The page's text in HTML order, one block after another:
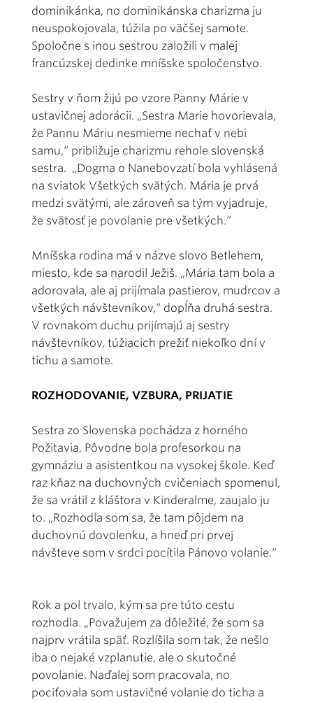
dominikánka, no dominikánska charizma ju
neuspokojovala, túžila po väčšej samote.
Spoločne s inou sestrou založili v malej
francúzskej dedinke mníšske spoločenstvo.
Sestry v ňom žijú po vzore Panny Márie v
ustavičnej adorácii. „Sestra Marie hovorievala,
že Pannu Máriu nesmieme nechať v nebi
samu,“ približuje charizmu rehole slovenská
sestra. „Dogma o Nanebovzatí bola vyhlásená
na sviatok Všetkých svätých. Mária je prvá
medzi svätými, ale zároveň sa tým vyjadruje,
že svätosť je povolanie pre všetkých.“
Mníšska rodina má v názve slovo Betlehem,
miesto, kde sa narodil Ježiš. „Mária tam bola a
adorovala, ale aj prijímala pastierov, mudrcov a
všetkých návštevníkov,“ dopĺňa druhá sestra.
V rovnakom duchu prijímajú aj sestry
návštevníkov, túžiacich prežiť niekoľko dní v
tichu a samote.
ROZHODOVANIE, VZBURA, PRIJATIE
Sestra zo Slovenska pochádza z horného
Požitavia. Pôvodne bola profesorkou na
gymnáziu a asistentkou na vysokej škole. Keď
raz kňaz na duchovných cvičeniach spomenul,
že sa vrátil z kláštora v Kinderalme, zaujalo ju
to. „Rozhodla som sa, že tam pôjdem na
duchovnú dovolenku, a hneď pri prvej
návšteve som v srdci pocítila Pánovo volanie.“
Rok a pol trvalo, kým sa pre túto cestu
rozhodla. „Považujem za dôležité, že som sa
najprv vrátila späť. Rozlíšila som tak, že nešlo
iba o nejaké vzplanutie, ale o skutočné
povolanie. Naďalej som pracovala, no
pociťovala som ustavičné volanie do ticha a